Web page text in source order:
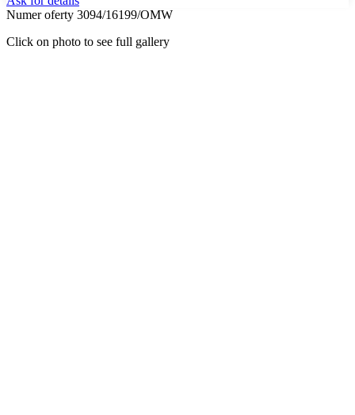
Numer oferty 3094/16199/OMW
Click on photo to see full gallery